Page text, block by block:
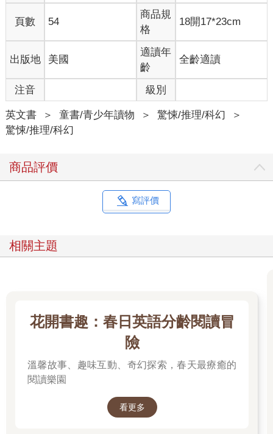
頁數 54
商品規
格
18開17*23cm
出版地 美國
適讀年
齡
全齡適讀
注音 級別
英文書 ＞ 童書/青少年讀物 ＞ 驚悚/推理/科幻
＞
驚悚/推理/科幻
商品評價
寫評價
相關主題
花開書趣：春日英語分齡閱讀冒
險
溫馨故事、趣味互動、奇幻探索，春天最療癒的
閱讀樂園
看更多